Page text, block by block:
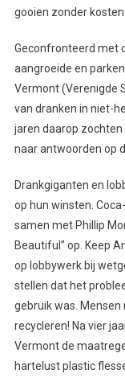
gooien zonder
Geconfronteerd met
aangroeide en
Vermont (Verenigde
van dranken in niet-
jaren daarop
naar antwoorden op
Drankgiganten en
op hun winsten.
samen met Phillip
Beautiful” op. Keep
op lobbywerk bij
stellen dat het
gebruik was.
recycleren! Na vier
Vermont de
hartelust plastic